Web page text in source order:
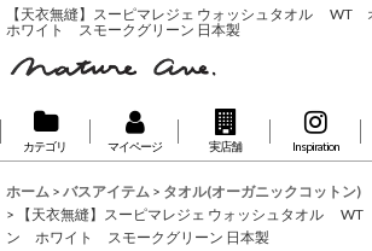
【天衣無縫】スーピマレジェ ウォッシュタオル WT
ホワイト スモークグリーン 日本製
カテゴリ マイページ 実店舗 Inspiration
ホーム > バスアイテム > タオル(オーガニックコットン)
>
【天衣無縫】スーピマレジェ ウォッシュタオル
ン ホワイト スモークグリーン 日本製